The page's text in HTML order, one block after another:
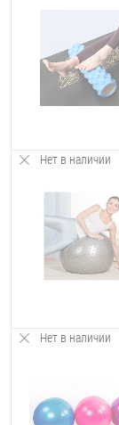
Нет в наличии
Нет в наличии